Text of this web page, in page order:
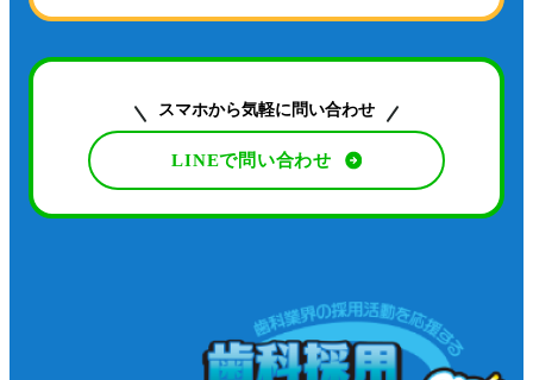
スマホから気軽に問い合わせ
LINEで問い合わせ